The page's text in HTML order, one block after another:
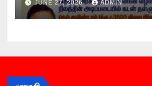
JUNE 27, 2026 ADMIN